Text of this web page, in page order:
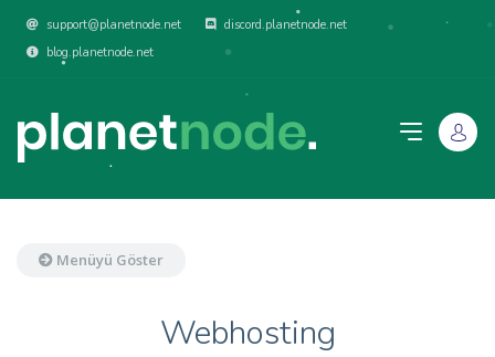
support@planetnode.net
discord.planetnode.net
blog.planetnode.net
Menüyü Göster
Webhosting